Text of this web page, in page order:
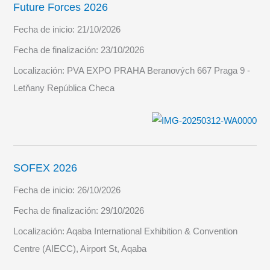
Future Forces 2026
Fecha de inicio: 21/10/2026
Fecha de finalización: 23/10/2026
Localización: PVA EXPO PRAHA Beranových 667 Praga 9 -
Letňany República Checa
SOFEX 2026
Fecha de inicio:26/10/2026
Fecha de finalización:29/10/2026
Localización:Aqaba International Exhibition & Convention
Centre (AIECC), Airport St, Aqaba